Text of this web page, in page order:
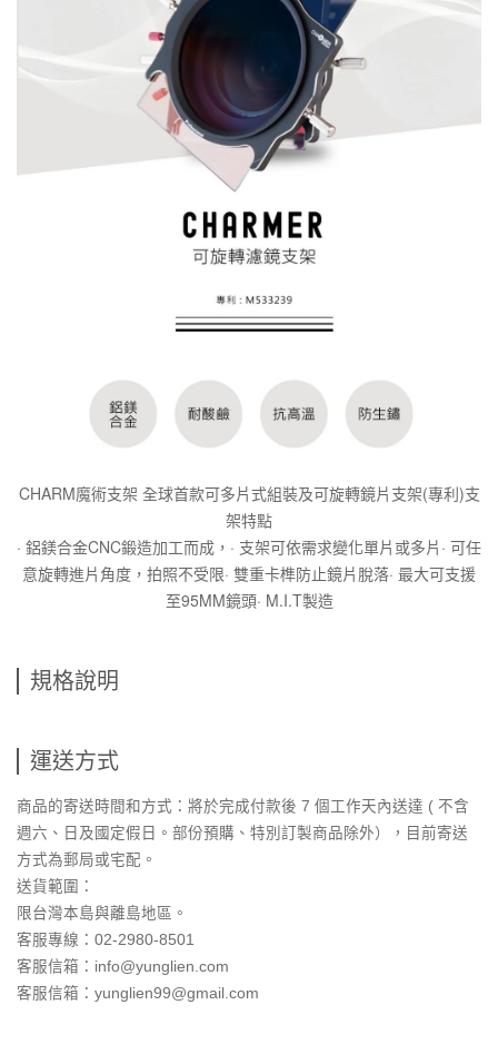
CHARM魔術支架 全球首款可多片式組裝及可旋轉鏡片支架(專利)支
架特點
· 鋁鎂合金CNC鍛造加工而成，· 支架可依需求變化單片或多片· 可任
意旋轉進片角度，拍照不受限· 雙重卡榫防止鏡片脫落· 最大可支援
至95MM鏡頭· M.I.T製造
規格說明
運送方式
商品的寄送時間和方式：將於完成付款後 7 個工作天內送達 ( 不含
週六、日及國定假日。部份預購、特別訂製商品除外），目前寄送
方式為郵局或宅配。
送貨範圍：
限台灣本島與離島地區。
客服專線：02-2980-8501
客服信箱：info@yunglien.com
客服信箱：yunglien99@gmail.com